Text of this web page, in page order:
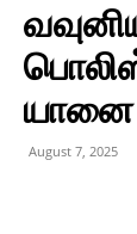
யானை
August 7, 2025